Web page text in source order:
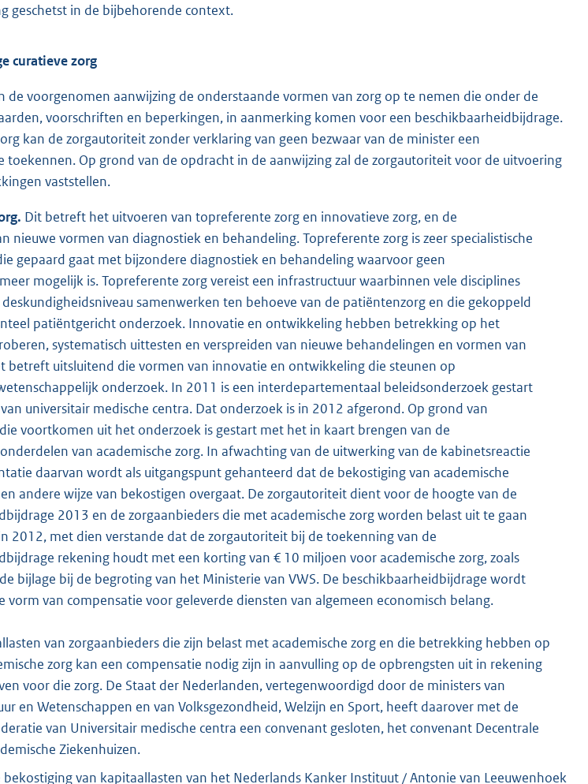
geschetst in de bijbehorende context.
curatieve zorg
de voorgenomen aanwijzing de onderstaande vormen van zorg op te nemen die onder de
voorschriften en beperkingen, in aanmerking komen voor een beschikbaarheidbijdrage.
kan de zorgautoriteit zonder verklaring van geen bezwaar van de minister een
toekennen. Op grond van de opdracht in de aanwijzing zal de zorgautoriteit voor de uitvoering
vaststellen.
Dit betreft het uitvoeren van topreferente zorg en innovatieve zorg, en de
nieuwe vormen van diagnostiek en behandeling. Topreferente zorg is zeer specialistische
gepaard gaat met bijzondere diagnostiek en behandeling waarvoor geen
mogelijk is. Topreferente zorg vereist een infrastructuur waarbinnen vele disciplines
samenwerken ten behoeve van de patiëntenzorg en die gekoppeld
patiëntgericht onderzoek. Innovatie en ontwikkeling hebben betrekking op het
systematisch uittesten en verspreiden van nieuwe behandelingen en vormen van
betreft uitsluitend die vormen van innovatie en ontwikkeling die steunen op
onderzoek. In 2011 is een interdepartementaal beleidsonderzoek gestart
universitair medische centra. Dat onderzoek is in 2012 afgerond. Op grond van
voortkomen uit het onderzoek is gestart met het in kaart brengen van de
van academische zorg. In afwachting van de uitwerking van de kabinetsreactie
daarvan wordt als uitgangspunt gehanteerd dat de bekostiging van academische
andere wijze van bekostigen overgaat. De zorgautoriteit dient voor de hoogte van de
2013 en de zorgaanbieders die met academische zorg worden belast uit te gaan
2012, met dien verstande dat de zorgautoriteit bij de toekenning van de
rekening houdt met een korting van € 10 miljoen voor academische zorg, zoals
bijlage bij de begroting van het Ministerie van VWS. De beschikbaarheidbijdrage wordt
vorm van compensatie voor geleverde diensten van algemeen economisch belang.
van zorgaanbieders die zijn belast met academische zorg en die betrekking hebben op
zorg kan een compensatie nodig zijn in aanvulling op de opbrengsten uit in rekening
voor die zorg. De Staat der Nederlanden, vertegenwoordigd door de ministers van
en Wetenschappen en van Volksgezondheid, Welzijn en Sport, heeft daarover met de
van Universitair medische centra een convenant gesloten, het convenant Decentrale
Ziekenhuizen.
bekostiging van kapitaallasten van het Nederlands Kanker Instituut / Antonie van Leeuwenhoek